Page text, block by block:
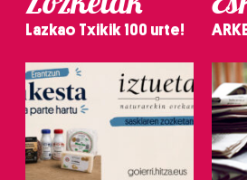
Lazkao Txikik 100 urte!